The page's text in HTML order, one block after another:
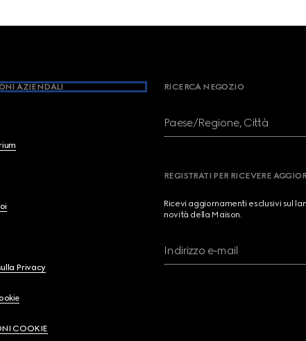
AZIENDALI
Privacy
COOKIE
RICERCA NEGOZIO
Paese/Regione, Città
REGISTRATI PER RICEVERE
Ricevi aggiornamenti esclusivi sul
novità della Maison.
Indirizzo e-mail